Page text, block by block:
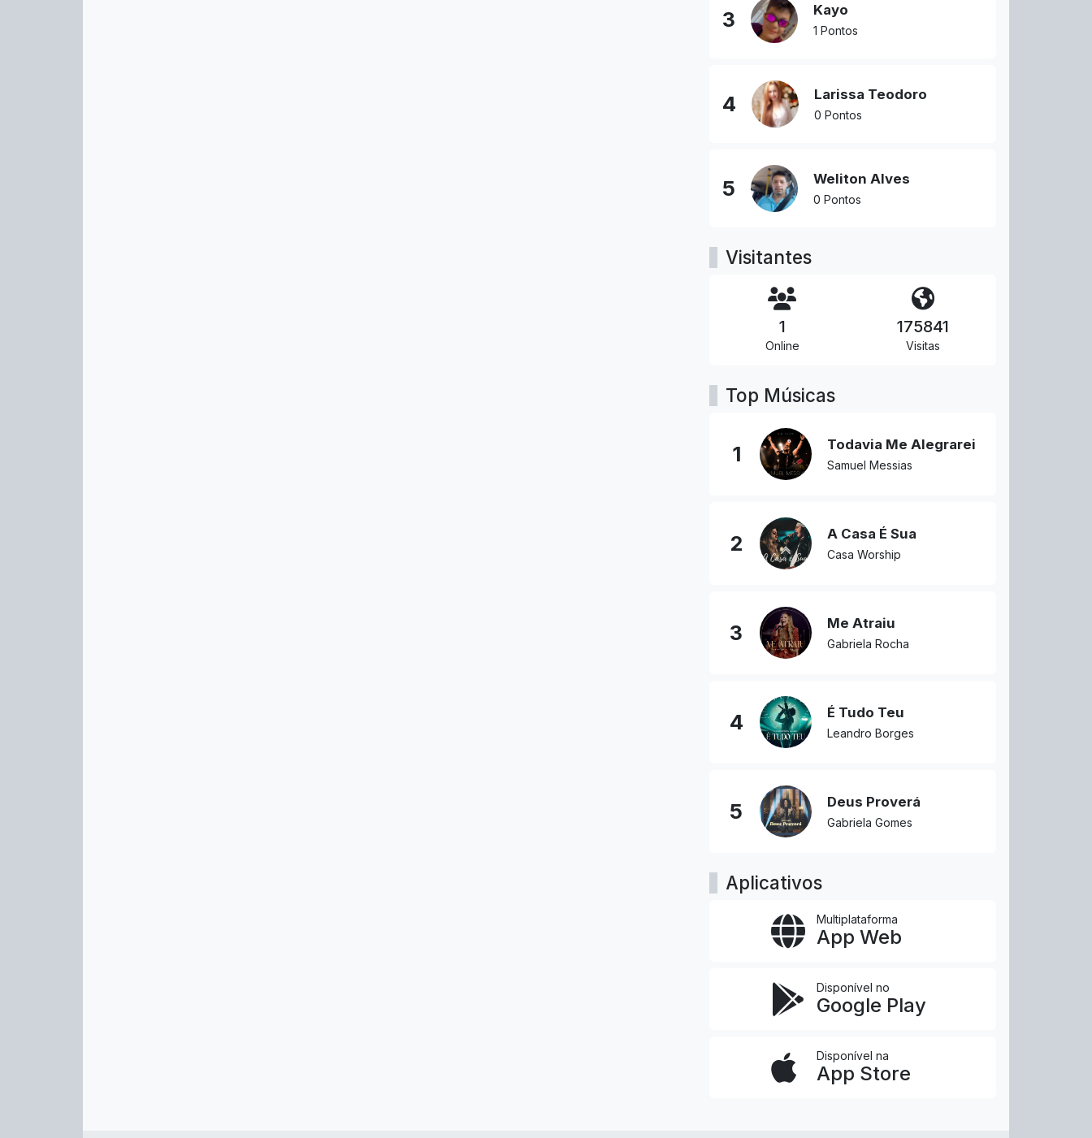
3 Kayo
1 Pontos
4 Larissa Teodoro
0 Pontos
5 Weliton Alves
0 Pontos
Visitantes
1
Online
175841
Visitas
Top Músicas
1 Todavia Me Alegrarei
Samuel Messias
2 A Casa É Sua
Casa Worship
3 Me Atraiu
Gabriela Rocha
4 É Tudo Teu
Leandro Borges
5 Deus Proverá
Gabriela Gomes
Aplicativos
Multiplataforma
App Web
Disponível no
Google Play
Disponível na
App Store